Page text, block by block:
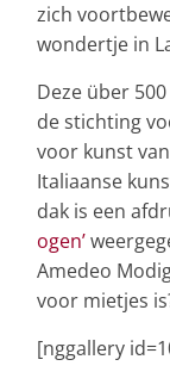
zich
wondertje in
Deze über
de stichting
voor kunst
Italiaanse
dak is een
ogen’
Amedeo
voor mietjes
[nggallery